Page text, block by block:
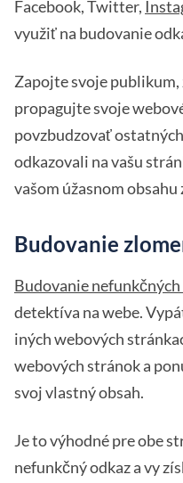
Facebook, Twitter,
využiť na budovanie
Zapojte svoje publikum,
propagujte svoje
povzbudzovať
odkazovali na vašu
vašom úžasnom
Budovanie
Budovanie
detektíva na webe.
iných webových
webových stránok a
svoj vlastný obsah.
Je to výhodné pre obe
nefunkčný odkaz a vy